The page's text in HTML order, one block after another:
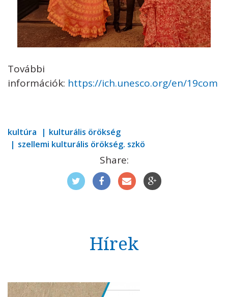
További
információk: https://ich.unesco.org/en/19com
kultúra
kulturális örökség
szellemi kulturális örökség. szkö
Share:
Hírek